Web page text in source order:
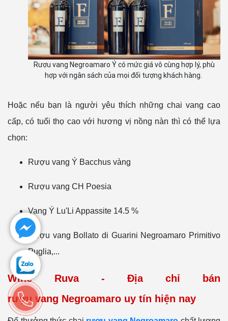
Rượu vang Negroamaro Ý có mức giá vô cùng hợp lý, phù
hợp với ngân sách của mọi đối tượng khách hàng.
Hoặc nếu bạn là người yêu thích những chai vang cao
cấp, có tuổi thọ cao với hương vị nồng nàn thì có thể lựa
chọn:
Rượu vang Ý Bacchus vàng
Rượu vang CH Poesia
Vang Ý Lu'Li Appassite 14.5 %
Rượu vang Bollato di Guarini Negroamaro Primitivo
Puglia,...
Wine Ruva - Địa chỉ bán
rượu vang Negroamaro uy tín hiện nay